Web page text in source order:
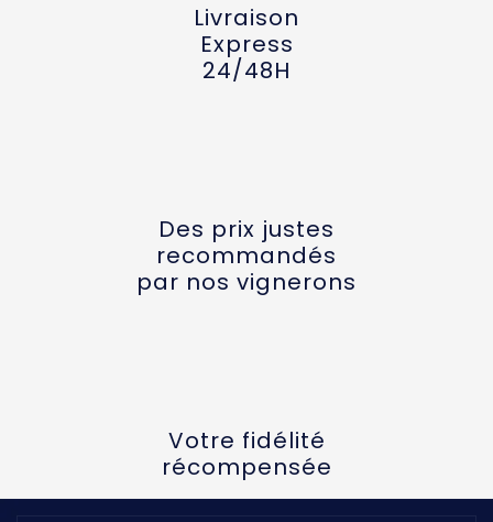
Livraison
Express
24/48H
Des prix justes
recommandés
par nos vignerons
Votre fidélité
récompensée